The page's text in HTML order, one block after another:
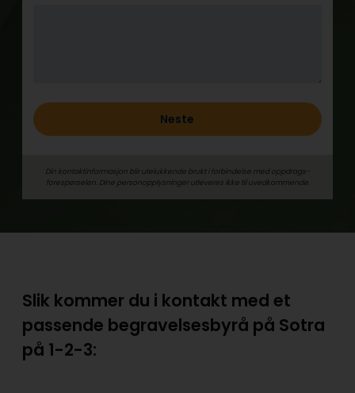
Neste
Din kontaktinformasjon blir utelukkende brukt i forbindelse med oppdrags­
forespørselen. Dine person­­opplysninger utleveres ikke til uvedkommende.
Slik kommer du i kontakt med et
passende begravelsesbyrå på Sotra
på 1-2-3: